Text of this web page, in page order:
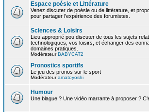
Espace poésie et Littérature
Venez discuter de poésie ou de littérature, et
pour partager l'expérience des forumistes.
Sciences & Loisirs
Lieu approprié pou discuter de tous les sujets
technologiques, vos loisirs, et échanger des
domaines pratiques.
ModérateurBABYCAT2
Pronostics sportifs
Le jeu des pronos sur le sport
Modérateuramatoyoshi
Humour
Une blague ? Une vidéo marrante à proposer ?